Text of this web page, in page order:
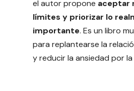
el autor propone aceptar
límites y priorizar lo
importante. Es un libro
para replantearse la
y reducir la ansiedad por